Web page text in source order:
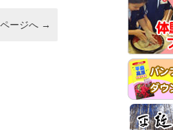
ージへ →